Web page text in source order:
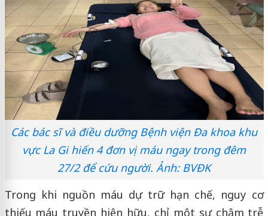
Các bác sĩ và điều dưỡng Bệnh viện Đa khoa khu
vực La Gi hiến 4 đơn vị máu ngay trong đêm
27/2 để cứu người. Ảnh: BVĐK
Trong khi nguồn máu dự trữ hạn chế, nguy cơ
thiếu máu truyền hiện hữu, chỉ một sự chậm trễ